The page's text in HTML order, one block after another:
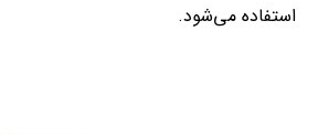
استفاده می‌شود.